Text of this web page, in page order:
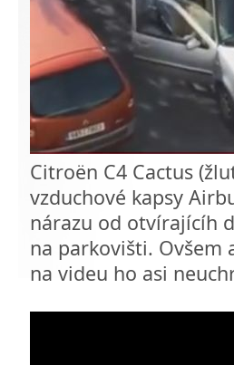
Citroën C4 Cactus
vzduchové kapsy
nárazu od otvírajícíh
na parkovišti. Ovšem
na videu ho asi